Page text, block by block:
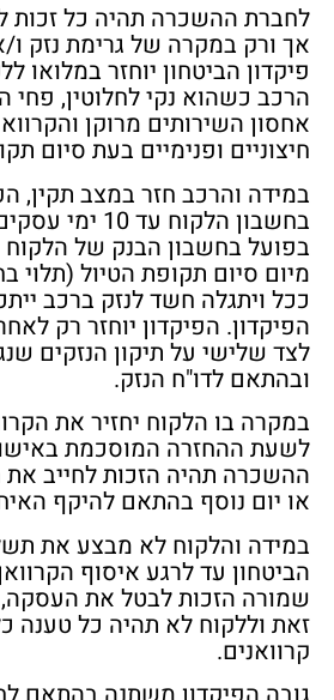
לחברת ההשכרה תהיה כל זכות
אך ורק במקרה של גרימת נזק
פיקדון הביטחון יוחזר במלואו
הרכב כשהוא נקי לחלוטין, פחי
אחסון השירותים מרוקן
חיצוניים ופנימיים בעת סיום
במידה והרכב חזר במצב תקין,
בחשבון הלקוח עד10 ימי עסקים
בפועל בחשבון הבנק של הלקוח
מיום סיום תקופת הטיול
ככל ויתגלה חשד לנזק ברכב
הפיקדון. הפיקדון יוחזר רק
לצד שלישי על תיקון הנזקים
ובהתאם לדו"ח הנזק.
במקרה בו הלקוח יחזיר את
לשעת ההחזרה המוסכמת
ההשכרה תהיה הזכות לחייב את
או יום נוסף בהתאם להיקף
במידה והלקוח לא מבצע את
הביטחון עד לרגע איסוף
שמורה הזכות לבטל את
זאת וללקוח לא תהיה כל טענה
קרוואנים.